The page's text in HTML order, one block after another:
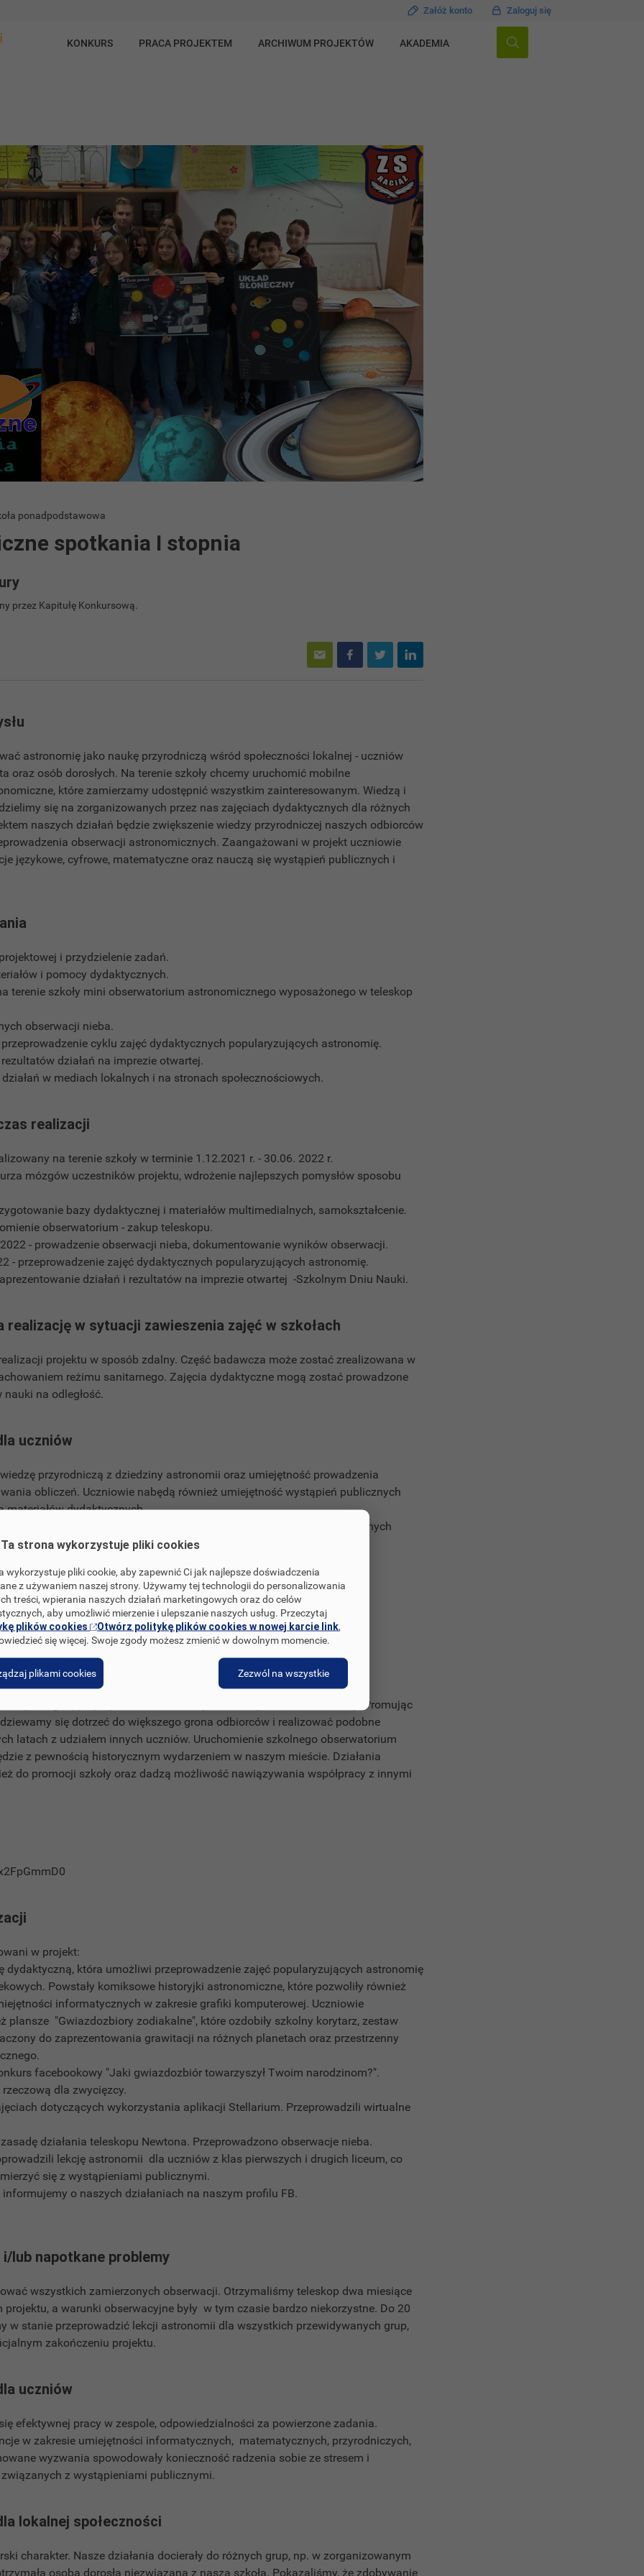
Załóż konto Zaloguj się
KONKURS PRACA PROJEKTEM ARCHIWUM PROJEKTÓW AKADEMIA
ponadpodstawowa
spotkania I stopnia
przez Kapitułę Konkursową.
astronomię jako naukę przyrodniczą wśród społeczności lokalnej - uczniów
oraz osób dorosłych. Na terenie szkoły chcemy uruchomić mobilne
które zamierzamy udostępnić wszystkim zainteresowanym. Wiedzą i
się na zorganizowanych przez nas zajęciach dydaktycznych dla różnych
naszych działań będzie zwiększenie wiedzy przyrodniczej naszych odbiorców
obserwacji astronomicznych. Zaangażowani w projekt uczniowie
językowe, cyfrowe, matematyczne oraz nauczą się wystąpień publicznych i
i przydzielenie zadań.
i pomocy dydaktycznych.
terenie szkoły mini obserwatorium astronomicznego wyposażonego w teleskop
obserwacji nieba.
cyklu zajęć dydaktycznych popularyzujących astronomię.
działań na imprezie otwartej.
w mediach lokalnych i na stronach społecznościowych.
realizacji
na terenie szkoły w terminie 1.12.2021 r. - 30.06. 2022 r.
mózgów uczestników projektu, wdrożenie najlepszych pomysłów sposobu
bazy dydaktycznej i materiałów multimedialnych, samokształcenie.
obserwatorium - zakup teleskopu.
- prowadzenie obserwacji nieba, dokumentowanie wyników obserwacji.
- przeprowadzenie zajęć dydaktycznych popularyzujących astronomię.
działań i rezultatów na imprezie otwartej -Szkolnym Dniu Nauki.
realizację w sytuacji zawieszenia zajęć w szkołach
projektu w sposób zdalny. Część badawcza może zostać zrealizowana w
reżimu sanitarnego. Zajęcia dydaktyczne mogą zostać prowadzone
na odległość.
uczniów
przyrodniczą z dziedziny astronomii oraz umiejętność prowadzenia
obliczeń. Uczniowie nabędą również umiejętność wystąpień publicznych
materiałów dydaktycznych.
jest praca zespołowa, odpowiedzialność za realizację przydzielonych
oraz rozwój osobisty i samokształcenie.
grantu
zakup dobrego teleskopu astronomicznego.
tego typu projektem realizowanym w naszym mieście i okolicy. Promując
się dotrzeć do większego grona odbiorców i realizować podobne
latach z udziałem innych uczniów. Uruchomienie szkolnego obserwatorium
z pewnością historycznym wydarzeniem w naszym mieście. Działania
do promocji szkoły oraz dadzą możliwość nawiązywania współpracy z innymi
w projekt:
dydaktyczną, która umożliwi przeprowadzenie zajęć popularyzujących astronomię
Powstały komiksowe historyjki astronomiczne, które pozwoliły również
informatycznych w zakresie grafiki komputerowej. Uczniowie
plansze "Gwiazdozbiory zodiakalne", które ozdobiły szkolny korytarz, zestaw
do zaprezentowania grawitacji na różnych planetach oraz przestrzenny
facebookowy "Jaki gwiazdozbiór towarzyszył Twoim narodzinom?".
dla zwycięzcy.
dotyczących wykorzystania aplikacji Stellarium. Przeprowadzili wirtualne
działania teleskopu Newtona. Przeprowadzono obserwacje nieba.
lekcję astronomii dla uczniów z klas pierwszych i drugich liceum, co
się z wystąpieniami publicznymi.
o naszych działaniach na naszym profilu FB.
i/lub napotkane problemy
wszystkich zamierzonych obserwacji. Otrzymaliśmy teleskop dwa miesiące
projektu, a warunki obserwacyjne były w tym czasie bardzo niekorzystne. Do 20
w stanie przeprowadzić lekcji astronomii dla wszystkich przewidywanych grup,
zakończeniu projektu.
uczniów
efektywnej pracy w zespole, odpowiedzialności za powierzone zadania.
w zakresie umiejętności informatycznych, matematycznych, przyrodniczych,
wyzwania spowodowały konieczność radzenia sobie ze stresem i
z wystąpieniami publicznymi.
lokalnej społeczności
charakter. Nasze działania docierały do różnych grup, np. w zorganizowanym
osoba dorosła niezwiązana z naszą szkołą. Pokazaliśmy, że zdobywanie
Ta strona wykorzystuje pliki cookies
wykorzystuje pliki cookie, aby zapewnić Ci jak najlepsze doświadczenia
z używaniem naszej strony. Używamy tej technologii do personalizowania
treści, wpierania naszych działań marketingowych oraz do celów
aby umożliwić mierzenie i ulepszanie naszych usług. Przeczytaj
plików cookies
Otwórz politykę plików cookies w nowej karcie link,
się więcej. Swoje zgody możesz zmienić w dowolnym momencie.
plikami cookies Zezwól na wszystkie